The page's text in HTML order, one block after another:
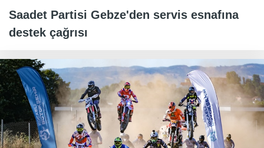
Saadet Partisi Gebze'den servis esnafına
destek çağrısı